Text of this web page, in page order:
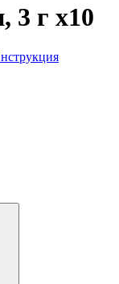
3 г x10